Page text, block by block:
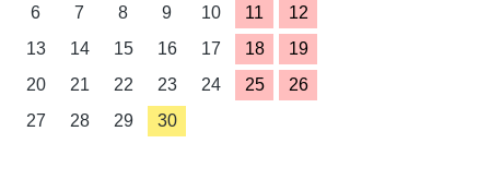
6
7 8 9 10 11
12
13
14 15 16 17 18
19
20
21 22 23 24 25
26
27
28 29 30